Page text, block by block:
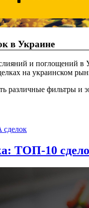
в Украине
и поглощений в
на украинском
различные фильтры и
сделок
ТОП-10